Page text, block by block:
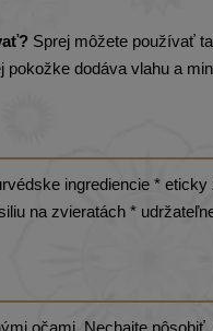
Sprej môžete používať
dodáva vlahu a
ingrediencie *
na zvieratách *
očami. Nechajte